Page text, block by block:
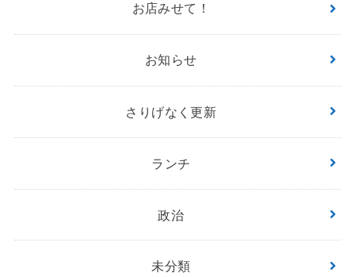
お店みせて！
お知らせ
さりげなく更新
ランチ
政治
未分類